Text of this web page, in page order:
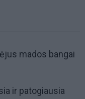
mados bangai
ir patogiausia